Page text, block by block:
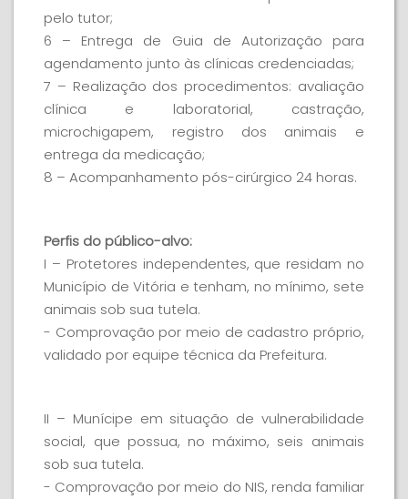
pelo tutor;
6 – Entrega de Guia de Autorização para
agendamento junto às clínicas credenciadas;
7 – Realização dos procedimentos: avaliação
clínica e laboratorial, castração,
microchigapem, registro dos animais e
entrega da medicação;
8 – Acompanhamento pós-cirúrgico 24 horas.
Perfis do público-alvo:
I – Protetores independentes, que residam no
Município de Vitória e tenham, no mínimo, sete
animais sob sua tutela.
- Comprovação por meio de cadastro próprio,
validado por equipe técnica da Prefeitura.
II – Munícipe em situação de vulnerabilidade
social, que possua, no máximo, seis animais
sob sua tutela.
- Comprovação por meio do NIS, renda familiar